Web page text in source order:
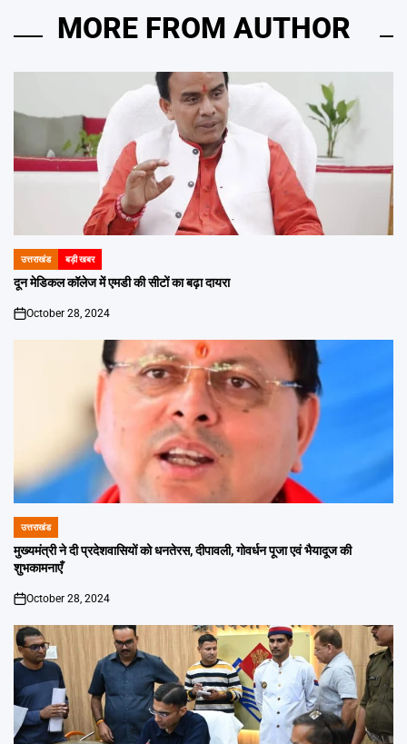
MORE FROM AUTHOR
POSTED
IN
उत्तराखंड बड़ी खबर
दून मेडिकल कॉलेज में एमडी की सीटों का बढ़ा दायरा
on
October 28, 2024
POSTED
IN
उत्तराखंड
मुख्यमंत्री ने दी प्रदेशवासियों को धनतेरस, दीपावली, गोवर्धन पूजा एवं भैयादूज की
शुभकामनाएँ
on
October 28, 2024